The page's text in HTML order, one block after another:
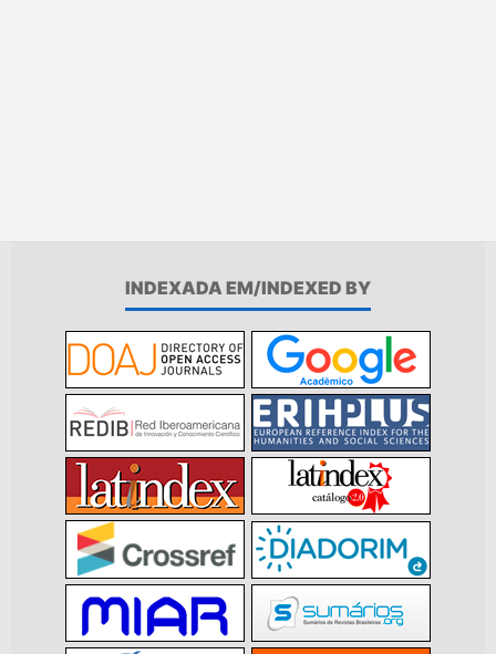
INDEXADA EM/INDEXED BY